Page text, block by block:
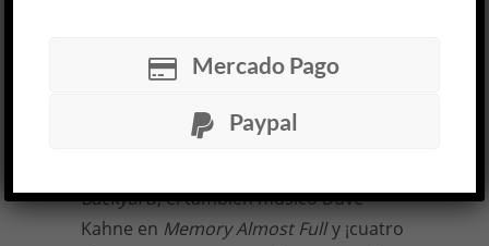
Beatles. En estudio, allí donde nacerán
del mañana, Paul acude a
productores jóvenes: el magnífico Nigel
Backyard, el también músico Dave
Kahne en Memory Almost Fully ¡cuatro
Mercado Pago
Paypal